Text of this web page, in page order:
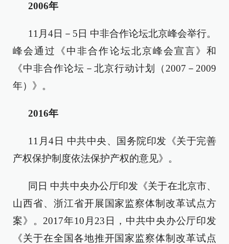
2006年
11月4日－5日 中非合作论坛北京峰会举行。
峰会通过《中非合作论坛北京峰会宣言》和
《中非合作论坛－北京行动计划（2007－2009
年）》。
2016年
11月4日 中共中央、国务院印发《关于完善
产权保护制度依法保护产权的意见》。
同日 中共中央办公厅印发《关于在北京市、
山西省、浙江省开展国家监察体制改革试点方
案》。2017年10月23日，中共中央办公厅印发
《关于在全国各地推开国家监察体制改革试点